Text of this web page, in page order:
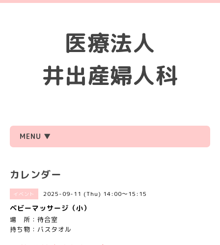
医療法人
井出産婦人科
MENU ▼
カレンダー
イベント 2025-09-11 (Thu) 14:00～15:15
ベビーマッサージ（小）
場 所：待合室
持ち物：バスタオル